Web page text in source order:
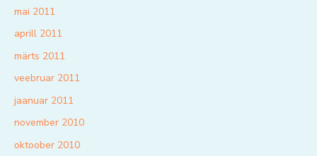
mai 2011
aprill 2011
märts 2011
veebruar 2011
jaanuar 2011
november 2010
oktoober 2010